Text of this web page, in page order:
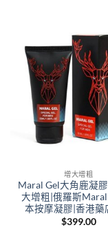
增大增粗
Maral Gel大角鹿凝
大增粗|俄羅斯Maral
本按摩凝膠|香港藥
$399.00